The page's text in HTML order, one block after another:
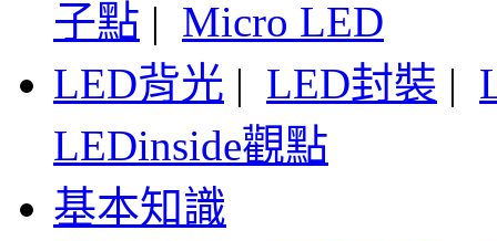
子點 | Micro LED
LED背光 | LED封裝 |
LEDinside觀點
基本知識